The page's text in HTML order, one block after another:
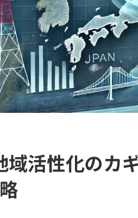
域活性化のカ